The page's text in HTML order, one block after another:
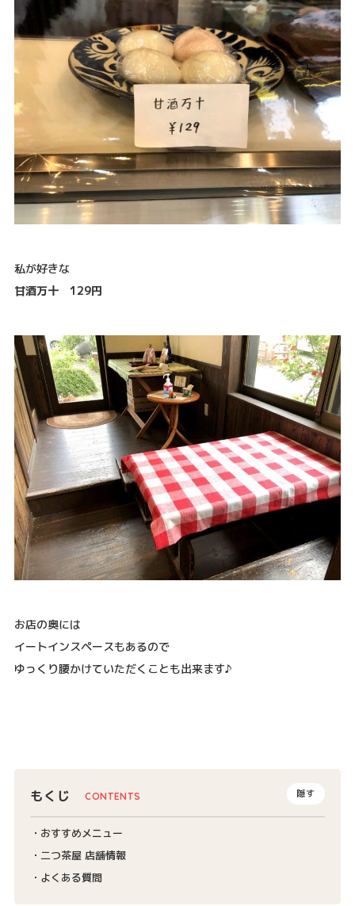
私が好きな
甘酒万十 129円
お店の奥には
イートインスペースもあるので
ゆっくり腰かけていただくことも出来ます♪
もくじ 隠す
おすすめメニュー
二つ茶屋 店舗情報
よくある質問